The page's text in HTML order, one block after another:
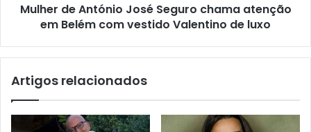
Mulher de António José Seguro chama atenção
em Belém com vestido Valentino de luxo
Artigos relacionados